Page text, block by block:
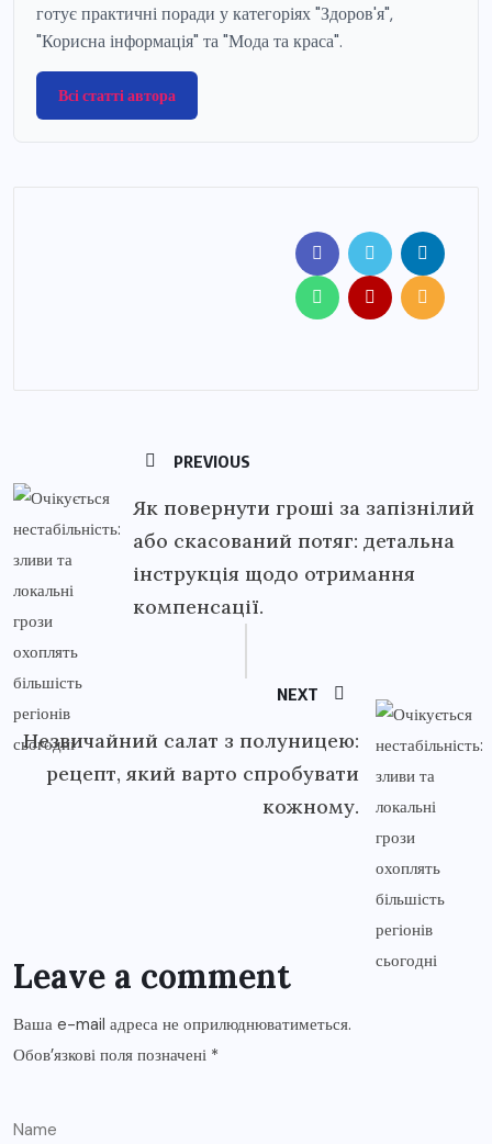
готує практичні поради у категоріях "Здоров'я",
"Корисна інформація" та "Мода та краса".
Всі статті автора
PREVIOUS
Як повернути гроші за запізнілий
або скасований потяг: детальна
інструкція щодо отримання
компенсації.
NEXT
Незвичайний салат з полуницею:
рецепт, який варто спробувати
кожному.
Leave a comment
Ваша e-mail адреса не оприлюднюватиметься.
Обов’язкові поля позначені *